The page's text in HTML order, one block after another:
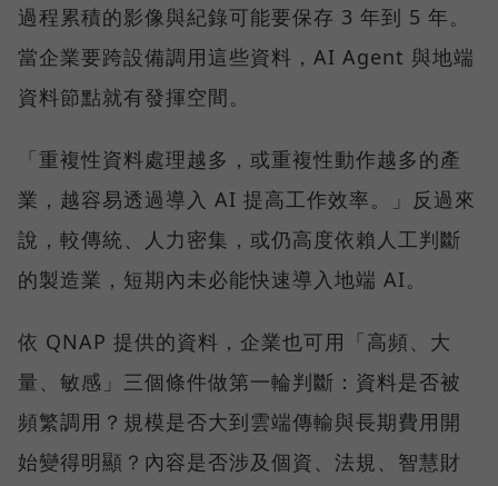
過程累積的影像與紀錄可能要保存 3 年到 5 年。
當企業要跨設備調用這些資料，AI Agent 與地端
資料節點就有發揮空間。
「重複性資料處理越多，或重複性動作越多的產
業，越容易透過導入 AI 提高工作效率。」反過來
說，較傳統、人力密集，或仍高度依賴人工判斷
的製造業，短期內未必能快速導入地端 AI。
依 QNAP 提供的資料，企業也可用「高頻、大
量、敏感」三個條件做第一輪判斷：資料是否被
頻繁調用？規模是否大到雲端傳輸與長期費用開
始變得明顯？內容是否涉及個資、法規、智慧財